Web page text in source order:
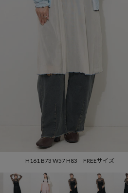
H161 B73 W57 H83 FREEサイズ